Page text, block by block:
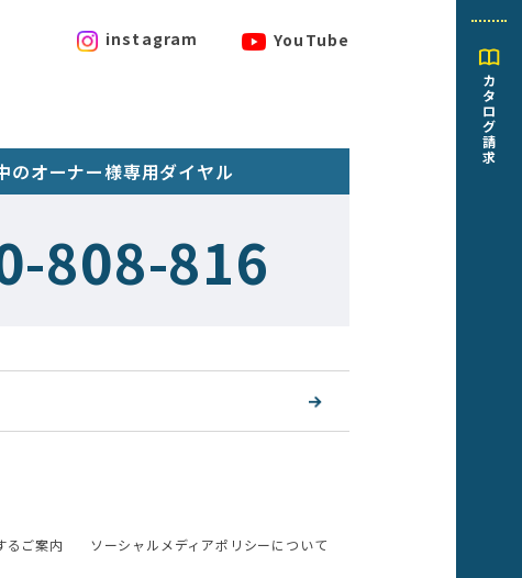
カ
タ
ロ
グ
請
求
instagram YouTube
のオーナー様専用ダイヤル
808-816
るご案内 ソーシャルメディアポリシーについて